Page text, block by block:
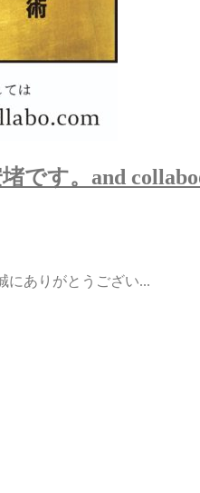
です。and
にありがとうござい...